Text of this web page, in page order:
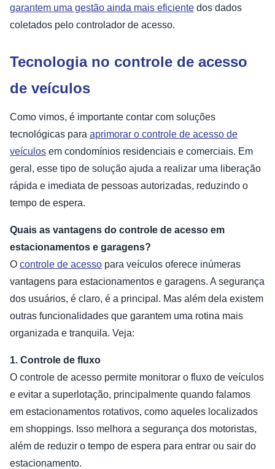
garantem uma gestão ainda mais eficiente dos dados
coletados pelo controlador de acesso.
Tecnologia no controle de acesso
de veículos
Como vimos, é importante contar com soluções
tecnológicas para aprimorar o controle de acesso de
veículos em condomínios residenciais e comerciais. Em
geral, esse tipo de solução ajuda a realizar uma liberação
rápida e imediata de pessoas autorizadas, reduzindo o
tempo de espera.
Quais as vantagens do controle de acesso em
estacionamentos e garagens?
O controle de acesso para veículos oferece inúmeras
vantagens para estacionamentos e garagens. A segurança
dos usuários, é claro, é a principal. Mas além dela existem
outras funcionalidades que garantem uma rotina mais
organizada e tranquila. Veja:
1. Controle de fluxo
O controle de acesso permite monitorar o fluxo de veículos
e evitar a superlotação, principalmente quando falamos
em estacionamentos rotativos, como aqueles localizados
em shoppings. Isso melhora a segurança dos motoristas,
além de reduzir o tempo de espera para entrar ou sair do
estacionamento.